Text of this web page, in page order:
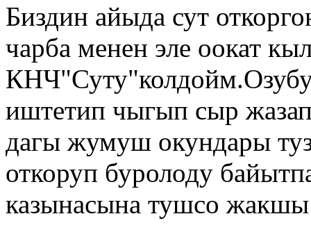
Биздин айыда сут
чарба менен эле оокат
иштетип чыгып сыр
дагы жумуш окундары
откоруп буролоду
казынасына тушсо